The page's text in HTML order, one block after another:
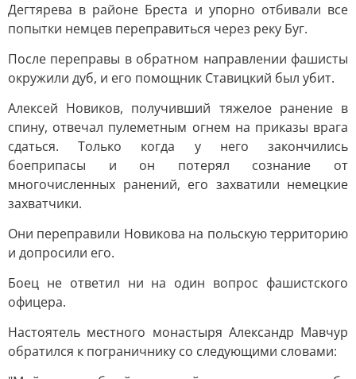
Дегтярева в районе Бреста и упорно отбивали все
попытки немцев переправиться через реку Буг.
После переправы в обратном направлении фашисты
окружили дуб, и его помощник Ставицкий был убит.
Алексей Новиков, получивший тяжелое ранение в
спину, отвечал пулеметным огнем на приказы врага
сдаться. Только когда у него закончились
боеприпасы и он потерял сознание от
многочисленных ранений, его захватили немецкие
захватчики.
Они переправили Новикова на польскую территорию
и допросили его.
Боец не ответил ни на один вопрос фашистского
офицера.
Настоятель местного монастыря Александр Мавчур
обратился к пограничнику со следующими словами: